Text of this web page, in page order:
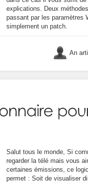
explications. Deux
passant par les paramètres
simplement un patch.
An
Salut tous le monde, Si
regarder la télé mais vous
certaines émissions, ce
permet : Soit de visualiser